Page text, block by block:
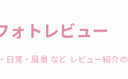
ォトレビュー
常・風景 など レビュー紹介の